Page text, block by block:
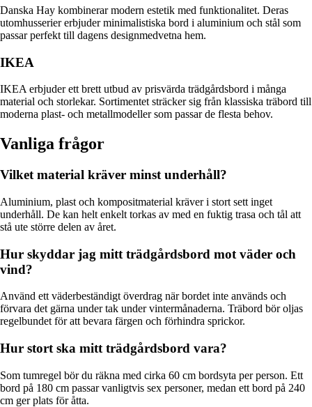
Danska Hay kombinerar modern estetik med funktionalitet. Deras
utomhusserier erbjuder minimalistiska bord i aluminium och stål som
passar perfekt till dagens designmedvetna hem.
IKEA
IKEA erbjuder ett brett utbud av prisvärda trädgårdsbord i många
material och storlekar. Sortimentet sträcker sig från klassiska träbord till
moderna plast- och metallmodeller som passar de flesta behov.
Vanliga frågor
Vilket material kräver minst underhåll?
Aluminium, plast och kompositmaterial kräver i stort sett inget
underhåll. De kan helt enkelt torkas av med en fuktig trasa och tål att
stå ute större delen av året.
Hur skyddar jag mitt trädgårdsbord mot väder och
vind?
Använd ett väderbeständigt överdrag när bordet inte används och
förvara det gärna under tak under vintermånaderna. Träbord bör oljas
regelbundet för att bevara färgen och förhindra sprickor.
Hur stort ska mitt trädgårdsbord vara?
Som tumregel bör du räkna med cirka 60 cm bordsyta per person. Ett
bord på 180 cm passar vanligtvis sex personer, medan ett bord på 240
cm ger plats för åtta.